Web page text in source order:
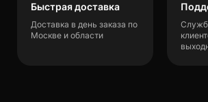
Быстрая доставка
Доставка в день заказа по
Москве и области